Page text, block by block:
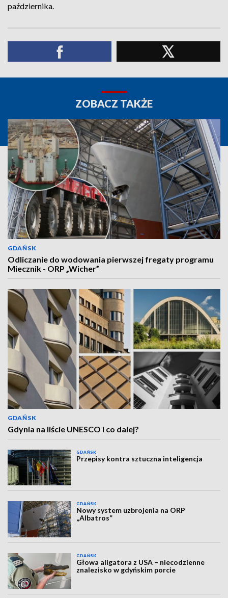
października.
ZOBACZ TAKŻE
GDAŃSK
Odliczanie do wodowania pierwszej fregaty programu
Miecznik - ORP „Wicher”
GDAŃSK
Gdynia na liście UNESCO i co dalej?
GDAŃSK
Przepisy kontra sztuczna inteligencja
GDAŃSK
Nowy system uzbrojenia na ORP
„Albatros”
GDAŃSK
Głowa aligatora z USA – niecodzienne
znalezisko w gdyńskim porcie